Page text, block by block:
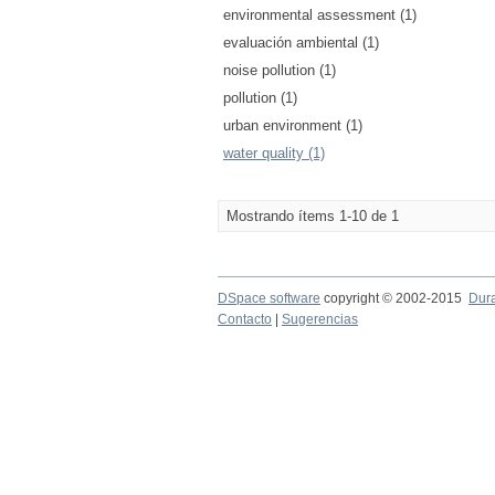
environmental assessment (1)
evaluación ambiental (1)
noise pollution (1)
pollution (1)
urban environment (1)
water quality (1)
Mostrando ítems 1-10 de 1
DSpace software copyright © 2002-2015
Contacto
Sugerencias